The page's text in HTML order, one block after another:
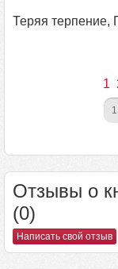
Теряя терпение,
1
Отзывы о
(0)
Написать свой отзыв